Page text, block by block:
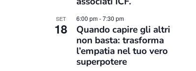
SET
18
6:00 pm-7:30 pm
Quando capire gli altri
non basta: trasforma
l’empatia nel tuo vero
superpotere